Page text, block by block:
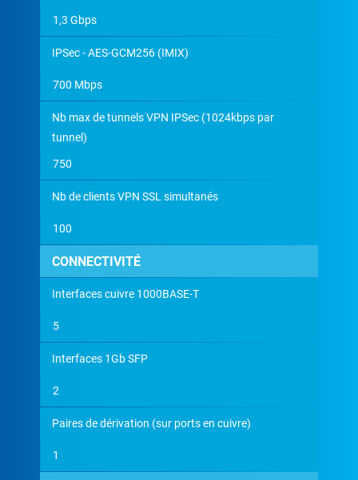
1,3 Gbps
IPSec - AES-GCM256 (IMIX)
700 Mbps
Nb max de tunnels VPN IPSec (1024kbps par
tunnel)
750
Nb de clients VPN SSL simultanés
100
CONNECTIVITÉ
Interfaces cuivre 1000BASE-T
5
Interfaces 1Gb SFP
2
Paires de dérivation (sur ports en cuivre)
1